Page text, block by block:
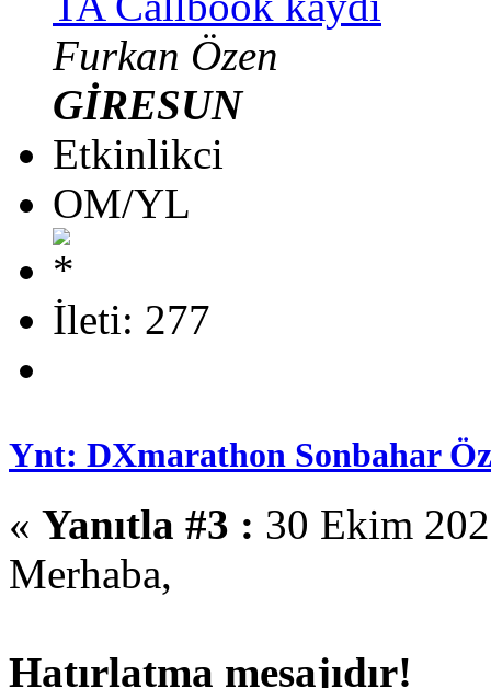
Furkan Özen
GİRESUN
Etkinlikci
OM/YL
İleti: 277
Ynt: DXmarathon Sonbahar
« Yanıtla #3 : 30 Ekim
Merhaba,
Hatırlatma mesajıdır!